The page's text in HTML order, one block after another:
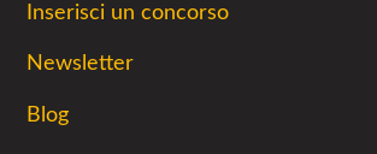
Inserisci un concorso
Newsletter
Blog